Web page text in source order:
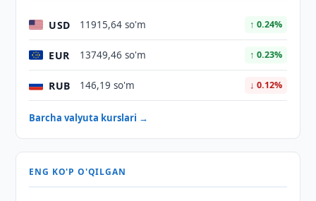
USD 11915,64 so'm ↑ 0.24%
EUR 13749,46 so'm ↑ 0.23%
RUB 146,19 so'm ↓ 0.12%
Barcha valyuta kurslari →
ENG KO'P O'QILGAN